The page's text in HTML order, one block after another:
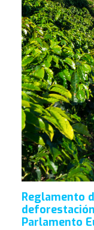
Reglamento
Parlamento